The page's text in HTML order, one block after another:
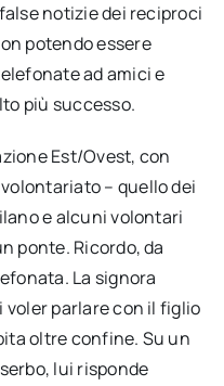
notizie dei reciproci
potendo essere
ad amici e
più successo.
Est/Ovest, con
– quello dei
e alcuni volontari
ponte. Ricordo, da
La signora
voler parlare con il figlio
oltre confine. Su un
lui risponde